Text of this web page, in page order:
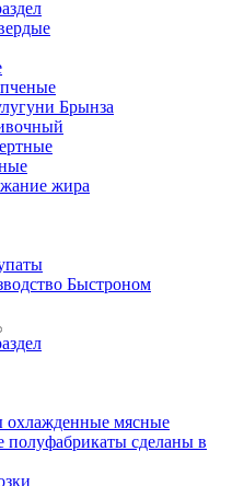
Брынза
жира
Быстроном
охлажденные мясные
сделаны в